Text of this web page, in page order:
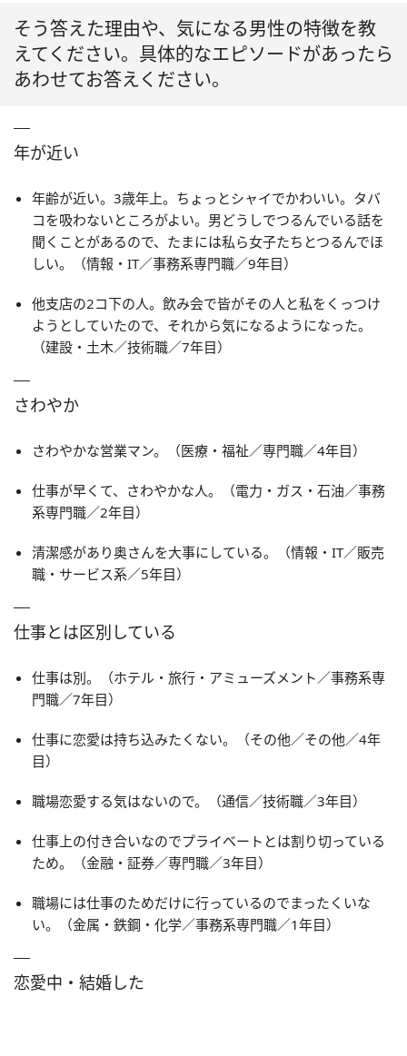
そう答えた理由や、気になる男性の特徴を教
えてください。具体的なエピソードがあったら
あわせてお答えください。
年が近い
年齢が近い。3歳年上。ちょっとシャイでかわいい。タバ
コを吸わないところがよい。男どうしでつるんでいる話を
聞くことがあるので、たまには私ら女子たちとつるんでほ
しい。（情報・IT／事務系専門職／9年目）
他支店の2コ下の人。飲み会で皆がその人と私をくっつけ
ようとしていたので、それから気になるようになった。
（建設・土木／技術職／7年目）
さわやか
さわやかな営業マン。（医療・福祉／専門職／4年目）
仕事が早くて、さわやかな人。（電力・ガス・石油／事務
系専門職／2年目）
清潔感があり奥さんを大事にしている。（情報・IT／販売
職・サービス系／5年目）
仕事とは区別している
仕事は別。（ホテル・旅行・アミューズメント／事務系専
門職／7年目）
仕事に恋愛は持ち込みたくない。（その他／その他／4年
目）
職場恋愛する気はないので。（通信／技術職／3年目）
仕事上の付き合いなのでプライベートとは割り切っている
ため。（金融・証券／専門職／3年目）
職場には仕事のためだけに行っているのでまったくいな
い。（金属・鉄鋼・化学／事務系専門職／1年目）
恋愛中・結婚した